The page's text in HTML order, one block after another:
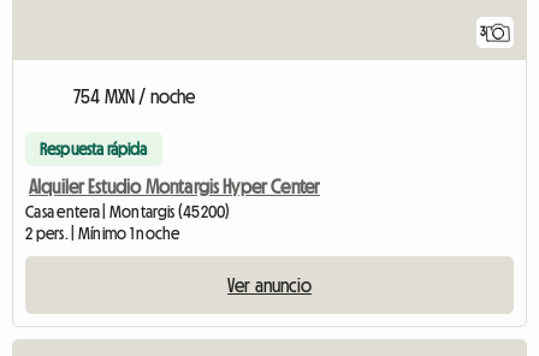
3
754 MXN / noche
Respuesta rápida
Alquiler Estudio Montargis Hyper Center
Casa entera | Montargis (45200)
2 pers. | Mínimo 1 noche
Ver anuncio